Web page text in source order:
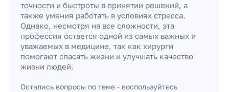
точности и быстроты в принятии решений, а
также умения работать в условиях стресса.
Однако, несмотря на все сложности, эта
профессия остается одной из самых важных и
уважаемых в медицине, так как хирурги
помогают спасать жизни и улучшать качество
жизни людей.
Остались вопросы по теме - воспользуйтесь